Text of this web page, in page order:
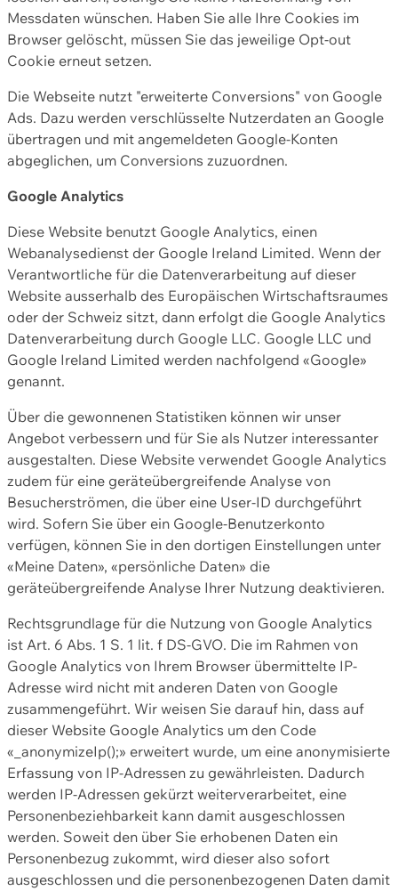
Messdaten wünschen. Haben Sie alle Ihre Cookies im
Browser gelöscht, müssen Sie das jeweilige Opt-out
Cookie erneut setzen.
Die Webseite nutzt "erweiterte Conversions" von Google
Ads. Dazu werden verschlüsselte Nutzerdaten an Google
übertragen und mit angemeldeten Google-Konten
abgeglichen, um Conversions zuzuordnen.
Google Analytics
Diese Website benutzt Google Analytics, einen
Webanalysedienst der Google Ireland Limited. Wenn der
Verantwortliche für die Datenverarbeitung auf dieser
Website ausserhalb des Europäischen Wirtschaftsraumes
oder der Schweiz sitzt, dann erfolgt die Google Analytics
Datenverarbeitung durch Google LLC. Google LLC und
Google Ireland Limited werden nachfolgend «Google»
genannt.
Über die gewonnenen Statistiken können wir unser
Angebot verbessern und für Sie als Nutzer interessanter
ausgestalten. Diese Website verwendet Google Analytics
zudem für eine geräteübergreifende Analyse von
Besucherströmen, die über eine User-ID durchgeführt
wird. Sofern Sie über ein Google-Benutzerkonto
verfügen, können Sie in den dortigen Einstellungen unter
«Meine Daten», «persönliche Daten» die
geräteübergreifende Analyse Ihrer Nutzung deaktivieren.
Rechtsgrundlage für die Nutzung von Google Analytics
ist Art. 6 Abs. 1 S. 1 lit. f DS-GVO. Die im Rahmen von
Google Analytics von Ihrem Browser übermittelte IP-
Adresse wird nicht mit anderen Daten von Google
zusammengeführt. Wir weisen Sie darauf hin, dass auf
dieser Website Google Analytics um den Code
«_anonymizeIp();» erweitert wurde, um eine anonymisierte
Erfassung von IP-Adressen zu gewährleisten. Dadurch
werden IP-Adressen gekürzt weiterverarbeitet, eine
Personenbeziehbarkeit kann damit ausgeschlossen
werden. Soweit den über Sie erhobenen Daten ein
Personenbezug zukommt, wird dieser also sofort
ausgeschlossen und die personenbezogenen Daten damit